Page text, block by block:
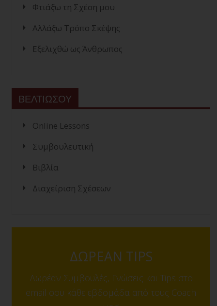
Φτιάξω τη Σχέση μου
Αλλάξω Τρόπο Σκέψης
Εξελιχθώ ως Άνθρωπος
ΒΕΛΤΙΩΣΟΥ
Online Lessons
Συμβουλευτική
Βιβλία
Διαχείριση Σχέσεων
ΔΩΡΕΑΝ TIPS
Δωρέαν Συμβουλές, Γνώσεις και Tips στο
email σου κάθε εβδομάδα από τους Coach